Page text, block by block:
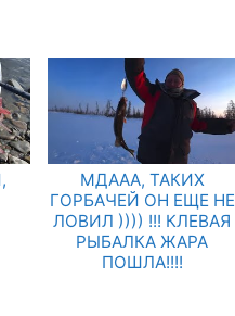
МДААА, ТАКИХ
ГОРБАЧЕЙ ОН ЕЩЕ НЕ
ЛОВИЛ )))) !!! КЛЕВАЯ
РЫБАЛКА ЖАРА
ПОШЛА!!!!